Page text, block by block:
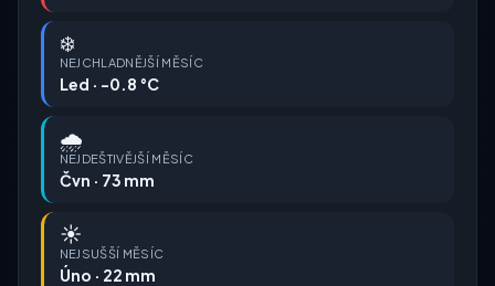
❄️
NEJCHLADNĚJŠÍ MĚSÍC
Led · -0.8 °C
🌧️
NEJDEŠTIVĚJŠÍ MĚSÍC
Čvn · 73 mm
☀️
NEJSUŠŠÍ MĚSÍC
Úno · 22 mm